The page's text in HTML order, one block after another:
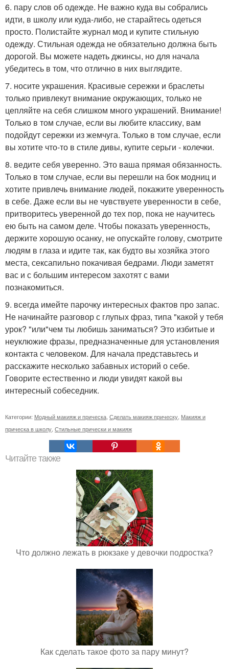
6. пару слов об одежде. Не важно куда вы собрались
идти, в школу или куда-либо, не старайтесь одеться
просто. Полистайте журнал мод и купите стильную
одежду. Стильная одежда не обязательно должна быть
дорогой. Вы можете надеть джинсы, но для начала
убедитесь в том, что отлично в них выглядите.
7. носите украшения. Красивые сережки и браслеты
только привлекут внимание окружающих, только не
цепляйте на себя слишком много украшений. Внимание!
Только в том случае, если вы любите классику, вам
подойдут сережки из жемчуга. Только в том случае, если
вы хотите что-то в стиле дивы, купите серьги - колечки.
8. ведите себя уверенно. Это ваша прямая обязанность.
Только в том случае, если вы перешли на бок модниц и
хотите привлечь внимание людей, покажите уверенность
в себе. Даже если вы не чувствуете уверенности в себе,
притворитесь уверенной до тех пор, пока не научитесь
ею быть на самом деле. Чтобы показать уверенность,
держите хорошую осанку, не опускайте голову, смотрите
людям в глаза и идите так, как будто вы хозяйка этого
места, сексапильно покачивая бедрами. Люди заметят
вас и с большим интересом захотят с вами
познакомиться.
9. всегда имейте парочку интересных фактов про запас.
Не начинайте разговор с глупых фраз, типа "какой у тебя
урок? "или"чем ты любишь заниматься? Это избитые и
неуклюжие фразы, предназначенные для установления
контакта с человеком. Для начала представьтесь и
расскажите несколько забавных историй о себе.
Говорите естественно и люди увидят какой вы
интересный собеседник.
Категории: Модный макияж и прическа Сделать макияж прическу Макияж и
прическа в школу Стильные прически и макияж
Читайте также
Что должно лежать в рюкзаке у девочки подростка?
Как сделать такое фото за пару минут?